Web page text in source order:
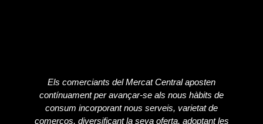
Els comerciants del Mercat Central aposten
contínuament per avançar-se als nous hàbits de
consum incorporant nous serveis, varietat de
comerços, diversificant la seva oferta, adoptant les